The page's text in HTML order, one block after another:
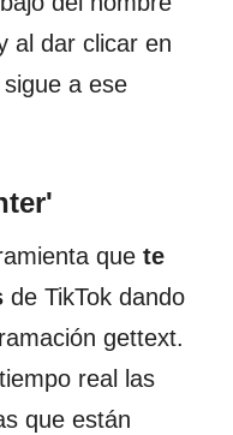
al dar clicar en
a ese
que te
de TikTok dando
gettext.
real las
que están